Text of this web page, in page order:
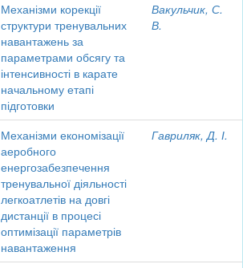
Механізми корекції
структури тренувальних
навантажень за
параметрами обсягу та
інтенсивності в карате
начальному етапі
підготовки
Вакульчик, С.
В.
Механізми економізації
аеробного
енергозабезпечення
тренувальної діяльності
легкоатлетів на довгі
дистанції в процесі
оптимізації параметрів
навантаження
Гавриляк, Д. І.